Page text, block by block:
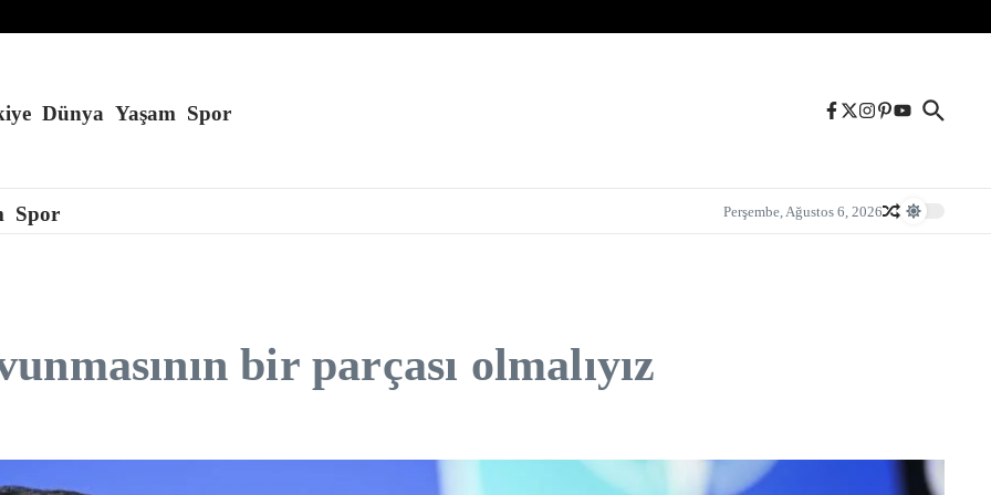
kadar kapalı kalacağını söyledi
Dünya Yaşam Spor
Spor Perşembe, Ağustos 6, 2026
bir parçası olmalıyız